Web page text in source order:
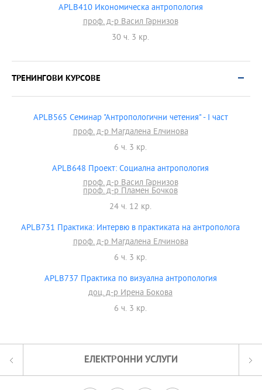
APLB410 Икономическа антропология
проф. д-р Васил Гарнизов
30 ч. 3 кр.
ТРЕНИНГОВИ КУРСОВЕ
APLB565 Семинар "Антропологични четения" - І част
проф. д-р Магдалена Елчинова
6 ч. 3 кр.
APLB648 Проект: Социална антропология
проф. д-р Васил Гарнизов
проф. д-р Пламен Бочков
24 ч. 12 кр.
APLB731 Практика: Интервю в практиката на антрополога
проф. д-р Магдалена Елчинова
6 ч. 3 кр.
APLB737 Практика по визуална антропология
доц. д-р Ирена Бокова
6 ч. 3 кр.
ЕЛЕКТРОННИ УСЛУГИ